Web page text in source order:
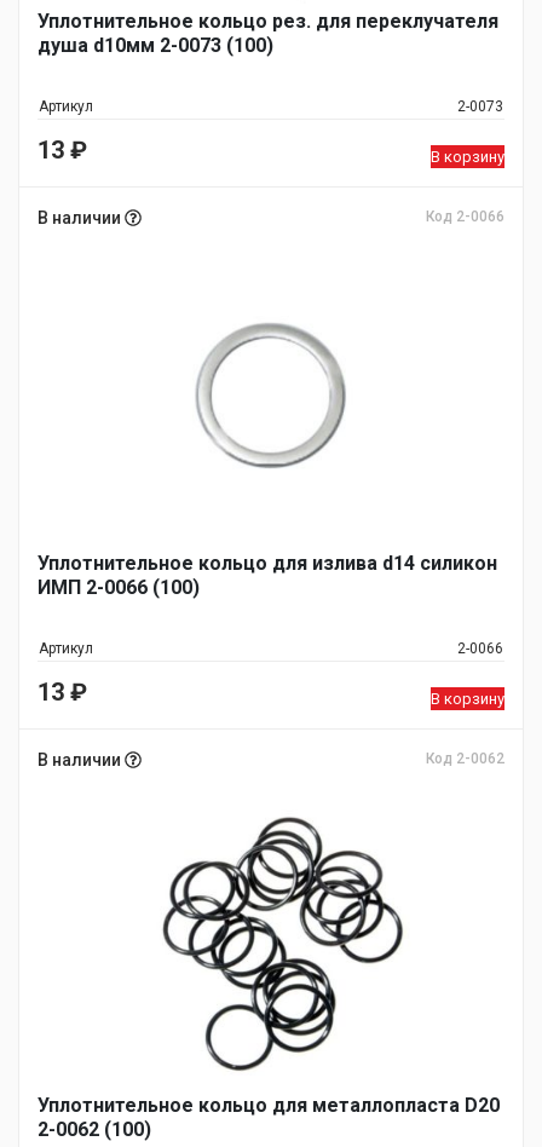
Уплотнительное кольцо рез. для переклучателя
душа d10мм 2-0073 (100)
Артикул 2-0073
13 ₽ В корзину
В наличии Код 2-0066
Уплотнительное кольцо для излива d14 силикон
ИМП 2-0066 (100)
Артикул 2-0066
13 ₽ В корзину
В наличии Код 2-0062
Уплотнительное кольцо для металлопласта D20
2-0062 (100)